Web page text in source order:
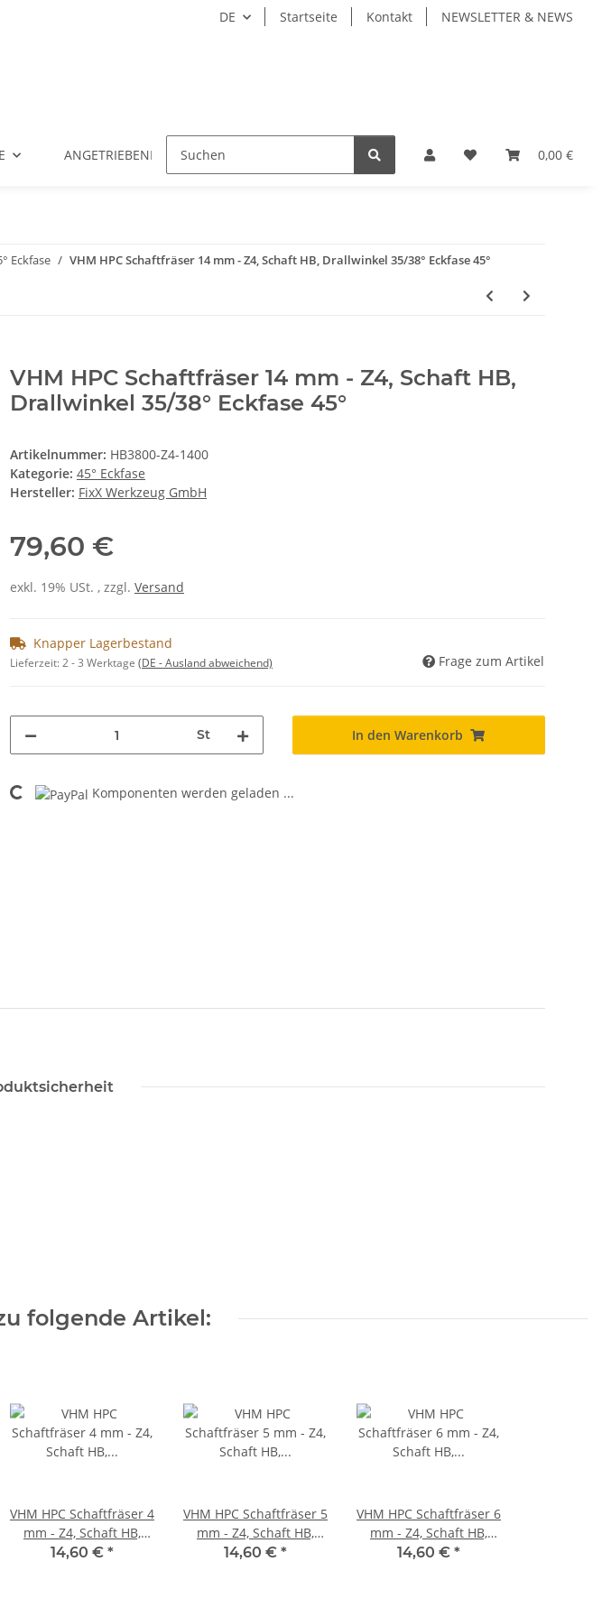
DE Startseite Kontakt NEWSLETTER & NEWS
0,00 €
ANGETRIEBENE WERKZEUGE WERKZEUGAUFNAHMEN
Eckfase VHM HPC Schaftfräser 14 mm - Z4, Schaft HB, Drallwinkel 35/38° Eckfase 45°
VHM HPC Schaftfräser 14 mm - Z4, Schaft HB,
Drallwinkel 35/38° Eckfase 45°
Artikelnummer: HB3800-Z4-1400
Kategorie: 45° Eckfase
Hersteller: FixX Werkzeug GmbH
79,60 €
exkl. 19% USt. , zzgl. Versand
Knapper Lagerbestand
Lieferzeit:2 - 3 Werktage (DE - Ausland abweichend) Frage zum Artikel
St In den Warenkorb
Loading... Komponenten werden geladen ...
folgende Artikel:
VHM HPC Schaftfräser 4
mm - Z4, Schaft HB,
Drallwinkel 35/38°
14,60 € *
VHM HPC Schaftfräser 5
mm - Z4, Schaft HB,
Drallwinkel 35/38°
14,60 € *
VHM HPC Schaftfräser 6
mm - Z4, Schaft HB,
Drallwinkel 35/38°
14,60 € *